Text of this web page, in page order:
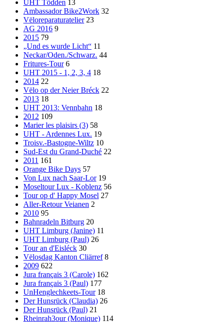
UHT Tödden 13
Ambassador Bike2Work 32
Vëloreparaturatelier 23
AG 2016 9
2015 79
„Und es wurde Licht“ 11
Neckar/Oden./Schwarz. 44
Fritures-Tour 6
UHT 2015 - 1, 2, 3, 4 18
2014 22
Vëlo op der Neier Bréck 22
2013 18
UHT 2013: Vennbahn 18
2012 109
Marier les plaisirs (3) 58
UHT - Ardennes Lux. 19
Troisv.-Bastogne-Wiltz 10
Sud-Est du Grand-Duché 22
2011 161
Orange Bike Days 57
Von Lux nach Saar-Lor 19
Moseltour Lux - Koblenz 56
Tour op d' Happy Mosel 27
Aller-Retour Veianen 2
2010 95
Bahnradeln Bitburg 20
UHT Limburg (Janine) 11
UHT Limburg (Paul) 26
Tour an d'Eisléck 30
Vëlosdag Kanton Cliärref 8
2009 622
Jura français 3 (Carole) 162
Jura français 3 (Paul) 177
UnHenglechkeets-Tour 18
Der Hunsrück (Claudia) 26
Der Hunsrück (Paul) 21
Rheinrah3our (Monique) 114